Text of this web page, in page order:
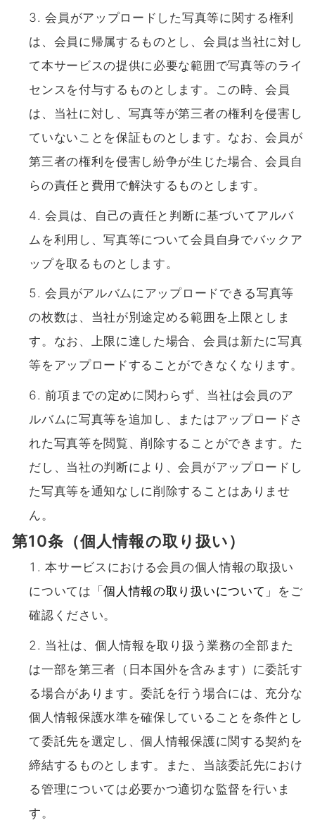
会員がアップロードした写真等に関する権利
は、会員に帰属するものとし、会員は当社に対し
て本サービスの提供に必要な範囲で写真等のライ
センスを付与するものとします。この時、会員
は、当社に対し、写真等が第三者の権利を侵害し
ていないことを保証ものとします。なお、会員が
第三者の権利を侵害し紛争が生じた場合、会員自
らの責任と費用で解決するものとします。
会員は、自己の責任と判断に基づいてアルバ
ムを利用し、写真等について会員自身でバックア
ップを取るものとします。
会員がアルバムにアップロードできる写真等
の枚数は、当社が別途定める範囲を上限としま
す。なお、上限に達した場合、会員は新たに写真
等をアップロードすることができなくなります。
前項までの定めに関わらず、当社は会員のア
ルバムに写真等を追加し、またはアップロードさ
れた写真等を閲覧、削除することができます。た
だし、当社の判断により、会員がアップロードし
た写真等を通知なしに削除することはありませ
ん。
第10条（個人情報の取り扱い）
本サービスにおける会員の個人情報の取扱い
については「個人情報の取り扱いについて 」をご
確認ください。
当社は、個人情報を取り扱う業務の全部また
は一部を第三者（日本国外を含みます）に委託す
る場合があります。委託を行う場合には、充分な
個人情報保護水準を確保していることを条件とし
て委託先を選定し、個人情報保護に関する契約を
締結するものとします。また、当該委託先におけ
る管理については必要かつ適切な監督を行いま
す。